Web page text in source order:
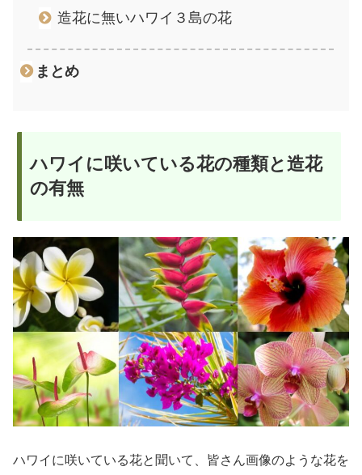
造花に無いハワイ３島の花
まとめ
ハワイに咲いている花の種類と造花
の有無
ハワイに咲いている花と聞いて、皆さん画像のような花を